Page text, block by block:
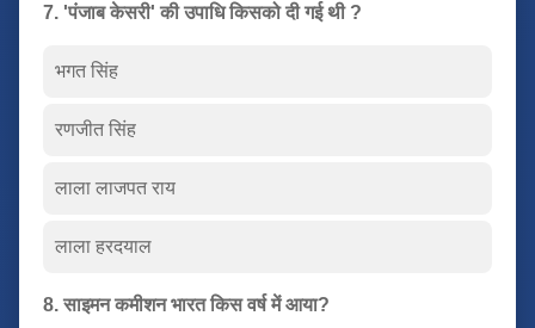
7. 'पंजाब केसरी' की उपाधि किसको दी गई थी ?
भगत सिंह
रणजीत सिंह
लाला लाजपत राय
लाला हरदयाल
8. साइमन कमीशन भारत किस वर्ष में आया?